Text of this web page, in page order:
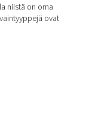
ja laitevaurioiden